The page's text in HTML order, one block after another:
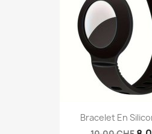
Bracelet En